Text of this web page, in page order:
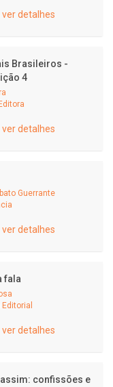
ver detalhes
Brasileiros -
4
ver detalhes
Guerrante
ver detalhes
fala
ver detalhes
confissões e